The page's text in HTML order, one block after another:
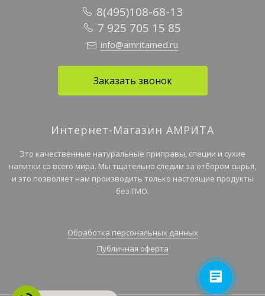
8(495)108-68-13
7 925 705 15 85
info@amritamed.ru
Заказать звонок
Интернет-Магазин АМРИТА
Это качественные натуральные приправы, специи и сухие
напитки со всего мира. Мы тщательно следим за отбором сырья,
и это позволяет нам производить только настоящие продукты
без ГМО.
Обработка персональных данных
Публичная оферта